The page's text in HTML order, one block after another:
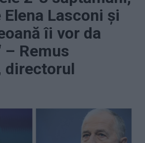
Lasconi și
îi vor da
– Remus
directorul